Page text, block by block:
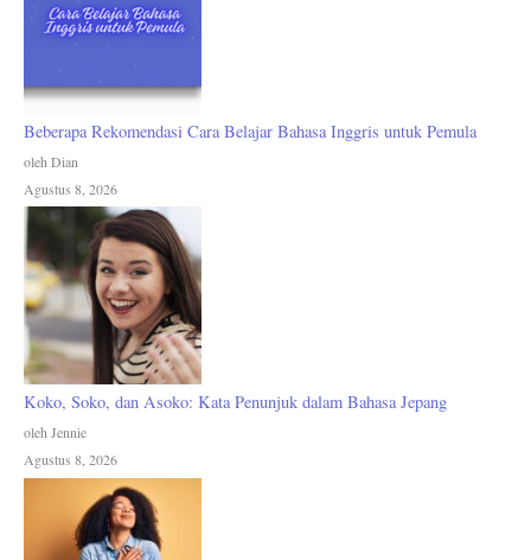
Beberapa Rekomendasi Cara Belajar Bahasa Inggris untuk Pemula
oleh Dian
Agustus 8, 2026
Koko, Soko, dan Asoko: Kata Penunjuk dalam Bahasa Jepang
oleh Jennie
Agustus 8, 2026